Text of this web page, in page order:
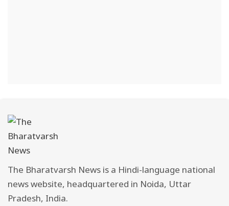
The Bharatvarsh News is a Hindi-language national
news website, headquartered in Noida, Uttar
Pradesh, India.